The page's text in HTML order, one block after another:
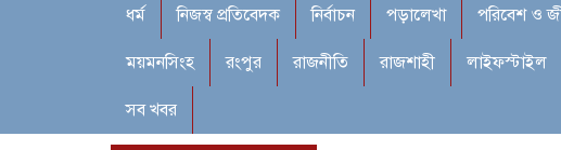
ধর্ম নিজস্ব প্রতিবেদক নির্বাচন পড়ালেখা পরিবেশ ও
ময়মনসিংহ রংপুর রাজনীতি রাজশাহী লাইফস্টাইল
সব খবর